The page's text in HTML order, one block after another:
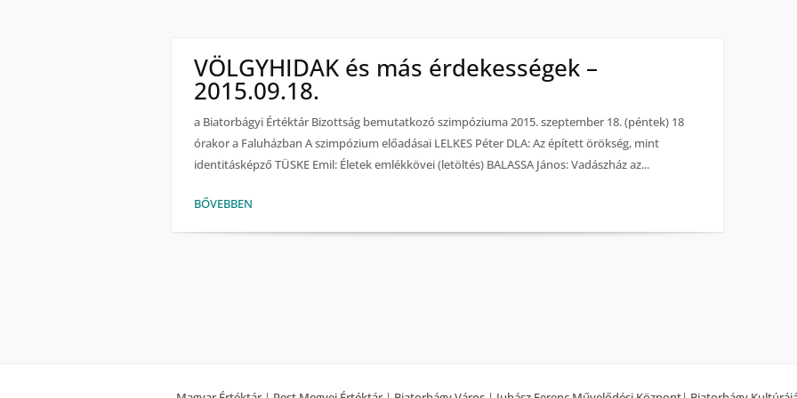
VÖLGYHIDAK és más érdekességek –
2015.09.18.
a Biatorbágyi Értéktár Bizottság bemutatkozó szimpóziuma 2015. szeptember 18. (péntek) 18
órakor a Faluházban A szimpózium előadásai LELKES Péter DLA: Az épített örökség, mint
identitásképző TÜSKE Emil: Életek emlékkövei (letöltés) BALASSA János: Vadászház az...
BŐVEBBEN